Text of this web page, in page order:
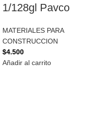
1/128gl Pavco
MATERIALES PARA
CONSTRUCCION
$4.500
Añadir al carrito